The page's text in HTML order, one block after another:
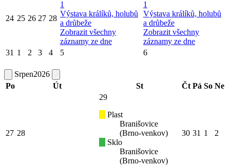
24 25 26 27 28
1
Výstava králíků, holubů
a drůbeže
Zobrazit všechny
záznamy ze dne
1
Výstava králíků, holubů
a drůbeže
Zobrazit všechny
záznamy ze dne
31 1 2 3 4 5 6
Srpen2026
Po
Út St Čt Pá So Ne
27 28
29
Plast
Branišovice
(Brno-venkov)
Sklo
Branišovice
(Brno-venkov)
30 31 1 2